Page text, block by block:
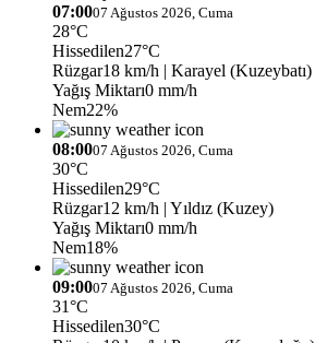
07:0007 Ağustos 2026, Cuma
28°C
Hissedilen27°C
Rüzgar18 km/h | Karayel (Kuzeybatı)
Yağış Miktarı0 mm/h
Nem22%
08:0007 Ağustos 2026, Cuma
30°C
Hissedilen29°C
Rüzgar12 km/h | Yıldız (Kuzey)
Yağış Miktarı0 mm/h
Nem18%
09:0007 Ağustos 2026, Cuma
31°C
Hissedilen30°C